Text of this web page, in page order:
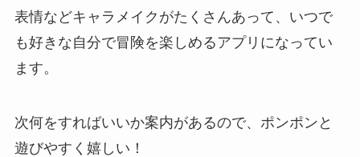
表情などキャラメイクがたくさんあって 、いつで
も好きな自分で冒険を楽しめるアプリになってい
ます。
次何をすればいいか案内があるので、ポンポンと
遊びやすく嬉しい！